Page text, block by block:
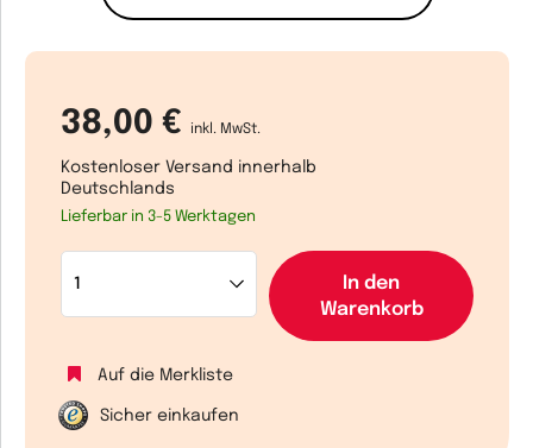
38,00 € inkl. MwSt.
Kostenloser Versand innerhalb
Deutschlands
Lieferbar in 3-5 Werktagen
In den
Warenkorb
Auf die Merkliste
Sicher einkaufen